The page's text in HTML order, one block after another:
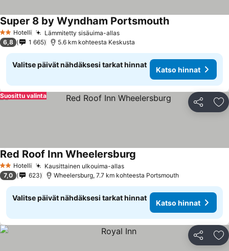
2 Tähtiluokitus
Hotelli Lämmitetty sisäuima-allasKatso hinnat
Super 8 by Wyndham PortsmouthKatso hinnat
6,8 1 665 5.6 km kohteesta Keskusta
Valitse päivät nähdäksesi tarkat hinnat
Katso hinnat
Jaa
Suosittu valinta
2 Tähtiluokitus
Hotelli Kausittainen ulkouima-allasKatso hinnat
Red Roof Inn Wheelersburg
7,0 623 Wheelersburg, 7.7 km kohteesta Portsmouth
Valitse päivät nähdäksesi tarkat hinnat
Katso hinnat
Jaa